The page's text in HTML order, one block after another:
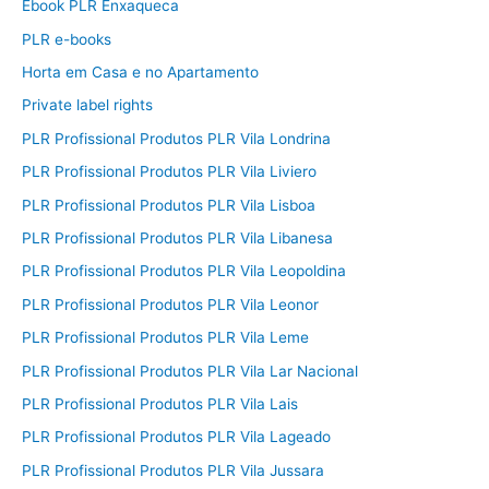
Ebook PLR Enxaqueca
PLR e-books
Horta em Casa e no Apartamento
Private label rights
PLR Profissional Produtos PLR Vila Londrina
PLR Profissional Produtos PLR Vila Liviero
PLR Profissional Produtos PLR Vila Lisboa
PLR Profissional Produtos PLR Vila Libanesa
PLR Profissional Produtos PLR Vila Leopoldina
PLR Profissional Produtos PLR Vila Leonor
PLR Profissional Produtos PLR Vila Leme
PLR Profissional Produtos PLR Vila Lar Nacional
PLR Profissional Produtos PLR Vila Lais
PLR Profissional Produtos PLR Vila Lageado
PLR Profissional Produtos PLR Vila Jussara